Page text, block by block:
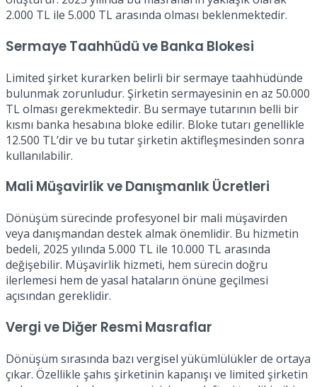
2.000 TL ile 5.000 TL arasında olması beklenmektedir.
Sermaye Taahhüdü ve Banka Blokesi
Limited şirket kurarken belirli bir sermaye taahhüdünde
bulunmak zorunludur. Şirketin sermayesinin en az 50.000
TL olması gerekmektedir. Bu sermaye tutarının belli bir
kısmı banka hesabına bloke edilir. Bloke tutarı genellikle
12.500 TL’dir ve bu tutar şirketin aktifleşmesinden sonra
kullanılabilir.
Mali Müşavirlik ve Danışmanlık Ücretleri
Dönüşüm sürecinde profesyonel bir mali müşavirden
veya danışmandan destek almak önemlidir. Bu hizmetin
bedeli, 2025 yılında 5.000 TL ile 10.000 TL arasında
değişebilir. Müşavirlik hizmeti, hem sürecin doğru
ilerlemesi hem de yasal hataların önüne geçilmesi
açısından gereklidir.
Vergi ve Diğer Resmi Masraflar
Dönüşüm sırasında bazı vergisel yükümlülükler de ortaya
çıkar. Özellikle şahıs şirketinin kapanışı ve limited şirketin